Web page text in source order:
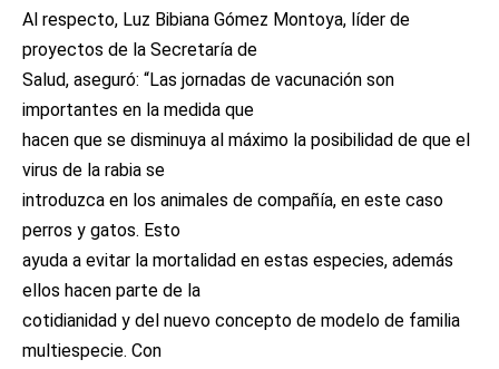
Al respecto, Luz Bibiana Gómez Montoya, líder de
proyectos de la Secretaría de
Salud, aseguró: “Las jornadas de vacunación son
importantes en la medida que
hacen que se disminuya al máximo la posibilidad de que el
virus de la rabia se
introduzca en los animales de compañía, en este caso
perros y gatos. Esto
ayuda a evitar la mortalidad en estas especies, además
ellos hacen parte de la
cotidianidad y del nuevo concepto de modelo de familia
multiespecie. Con